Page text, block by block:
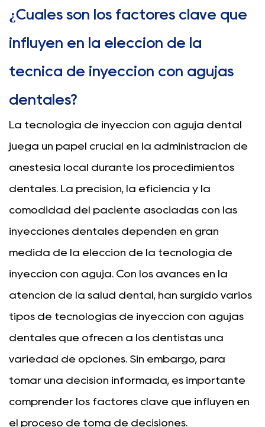
¿Cuáles son los factores clave que
influyen en la elección de la
técnica de inyección con agujas
dentales?
La tecnología de inyección con aguja dental
juega un papel crucial en la administración de
anestesia local durante los procedimientos
dentales. La precisión, la eficiencia y la
comodidad del paciente asociadas con las
inyecciones dentales dependen en gran
medida de la elección de la tecnología de
inyección con aguja. Con los avances en la
atención de la salud dental, han surgido varios
tipos de tecnologías de inyección con agujas
dentales que ofrecen a los dentistas una
variedad de opciones. Sin embargo, para
tomar una decisión informada, es importante
comprender los factores clave que influyen en
el proceso de toma de decisiones.